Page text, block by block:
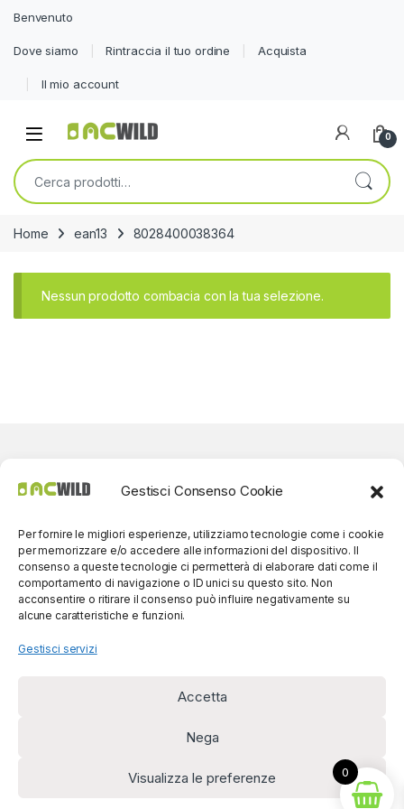
Gestisci Consenso Cookie
Per fornire le migliori esperienze, utilizziamo tecnologie come i cookie
per memorizzare e/o accedere alle informazioni del dispositivo. Il
consenso a queste tecnologie ci permetterà di elaborare dati come il
comportamento di navigazione o ID unici su questo sito. Non
acconsentire o ritirare il consenso può influire negativamente su
alcune caratteristiche e funzioni.
Gestisci servizi
Accetta
Nega
Visualizza le preferenze
Benvenuto
Dove siamo Rintraccia il tuo ordine Acquista
Il mio account
0
Cerca:
Home ean13 8028400038364
Nessun prodotto combacia con la tua selezione.
Per contatti? Siamo
(0039) 091
0